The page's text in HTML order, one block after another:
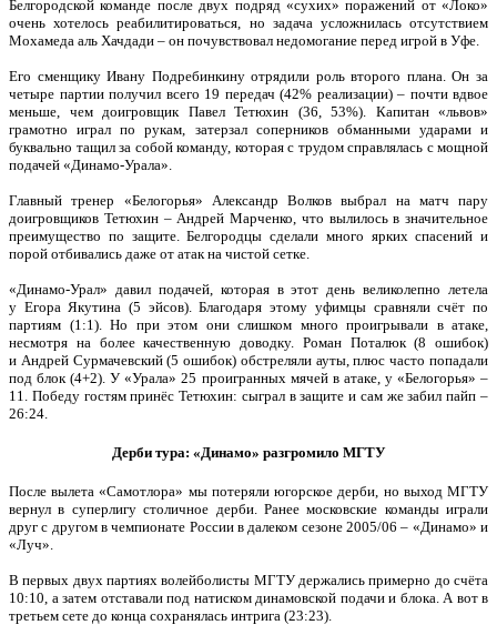
Белгородской команде после двух подряд «сухих» поражений от «Локо»
очень хотелось реабилитироваться, но задача усложнилась отсутствием
Мохамеда аль Хачдади – он почувствовал недомогание перед игрой в Уфе.
Его сменщику Ивану Подребинкину отрядили роль второго плана. Он за
четыре партии получил всего 19 передач (42% реализации) – почти вдвое
меньше, чем доигровщик Павел Тетюхин (36, 53%). Капитан «львов»
грамотно играл по рукам, затерзал соперников обманными ударами и
буквально тащил за собой команду, которая с трудом справлялась с мощной
подачей «Динамо-Урала».
Главный тренер «Белогорья» Александр Волков выбрал на матч пару
доигровщиков Тетюхин – Андрей Марченко, что вылилось в значительное
преимущество по защите. Белгородцы сделали много ярких спасений и
порой отбивались даже от атак на чистой сетке.
«Динамо-Урал» давил подачей, которая в этот день великолепно летела
у Егора Якутина (5 эйсов). Благодаря этому уфимцы сравняли счёт по
партиям (1:1). Но при этом они слишком много проигрывали в атаке,
несмотря на более качественную доводку. Роман Поталюк (8 ошибок)
и Андрей Сурмачевский (5 ошибок) обстреляли ауты, плюс часто попадали
под блок (4+2). У «Урала» 25 проигранных мячей в атаке, у «Белогорья» –
11. Победу гостям принёс Тетюхин: сыграл в защите и сам же забил пайп –
26:24.
Дерби тура: «Динамо» разгромило МГТУ
После вылета «Самотлора» мы потеряли югорское дерби, но выход МГТУ
вернул в суперлигу столичное дерби. Ранее московские команды играли
друг с другом в чемпионате России в далеком сезоне 2005/06 – «Динамо» и
«Луч».
В первых двух партиях волейболисты МГТУ держались примерно до счёта
10:10, а затем отставали под натиском динамовской подачи и блока. А вот в
третьем сете до конца сохранялась интрига (23:23).